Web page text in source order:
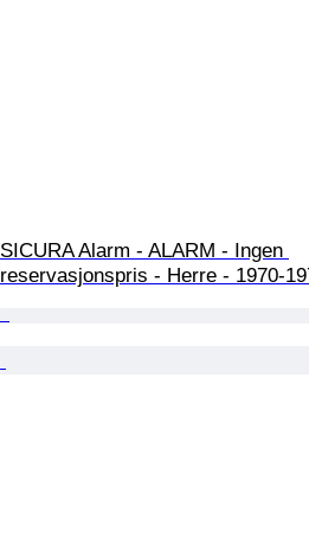
SICURA Alarm - ALARM - Ingen
reservasjonspris - Herre - 1970-